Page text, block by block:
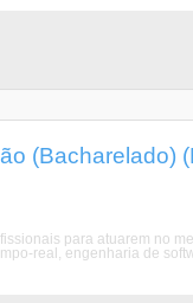
(Bacharelado)
para atuarem no
real, engenharia de